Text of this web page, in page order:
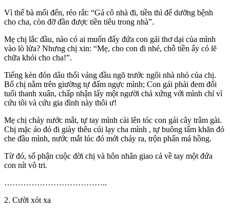
Vì thế bà mối đến, réo rắt: “Gả cô nhà đi, tiền thì để dưỡng bệnh
cho cha, còn đỡ đần được tiền tiêu trong nhà”.
Mẹ chị lắc đầu, nào có ai muốn đẩy đứa con gái thơ dại của mình
vào lò lửa? Nhưng chị xin: “Mẹ, cho con đi nhé, chỗ tiền ấy có lẽ
chữa khỏi cho cha!”.
Tiếng kèn đón dâu thổi váng đầu ngõ trước ngôi nhà nhỏ của chị.
Bố chị nằm trên giường tự đấm ngực mình; Con gái phải đem đổi
tuổi thanh xuân, chấp nhận lấy một người chả xứng với mình chỉ vì
cứu tôi và cứu gia đình này thôi ư!
Mẹ chị chảy nước mắt, tự tay mình cài lên tóc con gái cây trâm gài.
Chị mặc áo đỏ đi giày thêu cúi lạy cha mình , tự buông tấm khăn đỏ
che đầu mình, nước mắt lúc đó mới chảy ra, trộn phấn má hồng.
Từ đó, số phận cuộc đời chị và hôn nhân giao cả về tay một đứa
con nít vô tri.
………………………………..
2. Cười xót xa